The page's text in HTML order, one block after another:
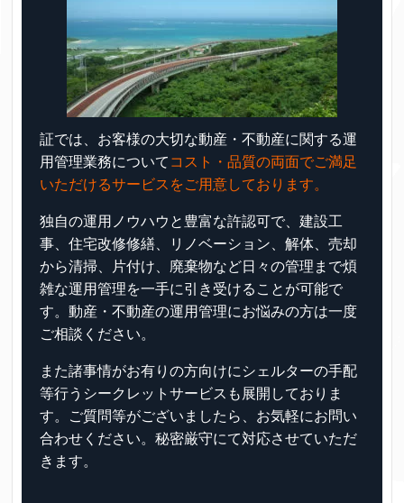
証では、お客様の大切な動産・不動産に関する運
用管理業務について コスト・品質の両面でご満足
いただけるサービスをご用意しております。
独自の運用ノウハウと豊富な許認可で、建設工
事、住宅改修修繕、リノベーション、解体、売却
から清掃、片付け、廃棄物など日々の管理まで煩
雑な運用管理を一手に引き受けることが可能で
す。動産・不動産の運用管理にお悩みの方は一度
ご相談ください。
また諸事情がお有りの方向けにシェルターの手配
等行うシークレットサービスも展開しておりま
す。ご質問等がございましたら、お気軽にお問い
合わせください。秘密厳守にて対応させていただ
きます。